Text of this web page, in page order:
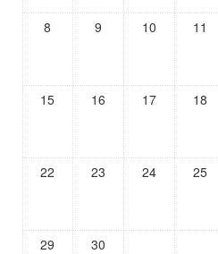
8 9 10 11
15 16 17 18
22 23 24 25
29 30